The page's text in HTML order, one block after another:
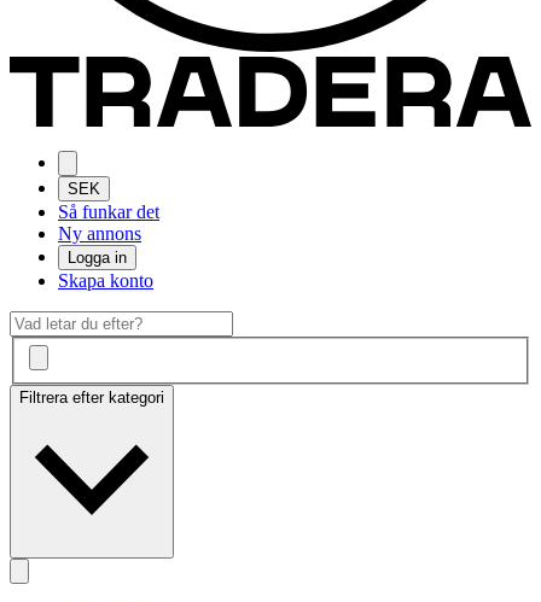
SEK
Så funkar det
Ny annons
Logga in
Skapa konto
Filtrera efter kategori